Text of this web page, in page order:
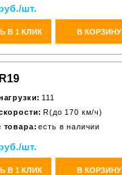
шт.
В 1 КЛИК В КОРЗИНУ
111
R(до 170 км/ч)
товара: есть в наличии
шт.
В 1 КЛИК В КОРЗИНУ